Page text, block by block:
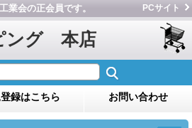
業会の正会員です。 PCサイト
ング 本店
録はこちら お問い合わせ